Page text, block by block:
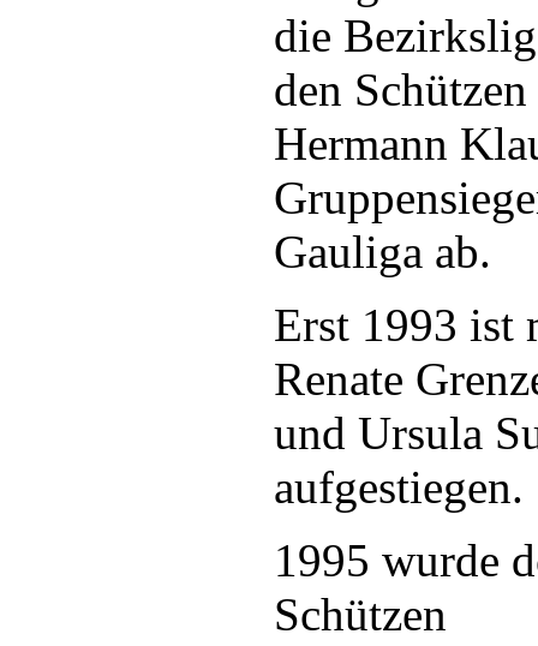
die
den
Hermann
Gauliga ab.
Erst 1993 ist
Renate
und Ursula
aufgestiegen.
1995 wurde
Schützen